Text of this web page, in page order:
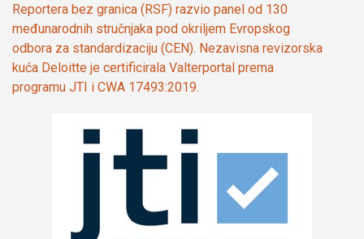
Reportera bez granica (RSF) razvio panel od 130
međunarodnih stručnjaka pod okriljem Evropskog
odbora za standardizaciju (CEN). Nezavisna revizorska
kuća Deloitte je certificirala Valterportal prema
programu JTI i CWA 17493:2019.